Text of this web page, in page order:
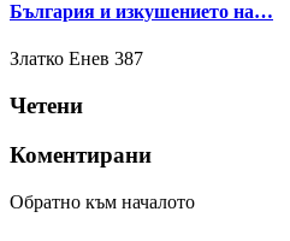
България и изкушението на…
Златко Енев 387
Четени
Коментирани
Обратно към началото